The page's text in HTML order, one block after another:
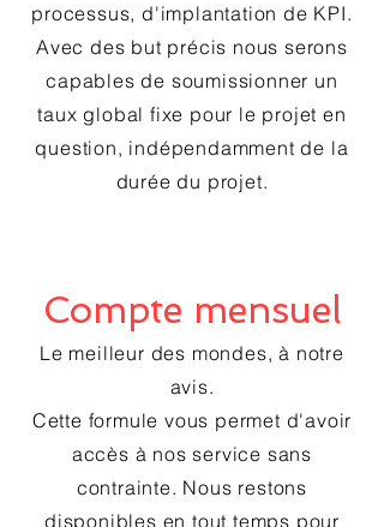
processus, d'implantation de KPI.
Avec des but précis nous serons
capables de soumissionner un
taux global fixe pour le projet en
question, indépendamment de la
durée du projet.
Compte mensuel
Le meilleur des mondes, à notre
avis.
Cette formule vous permet d'avoir
accès à nos service sans
contrainte. Nous restons
disponibles en tout temps pour